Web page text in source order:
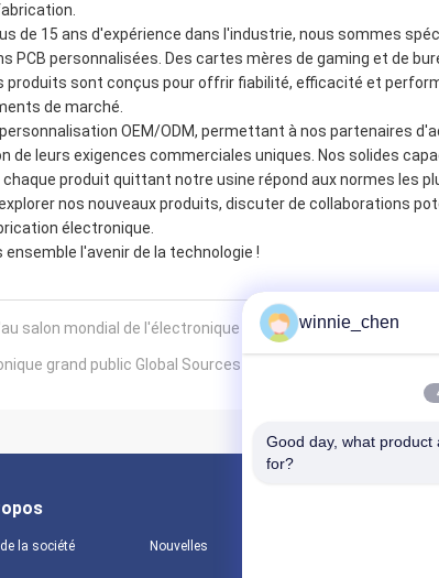
de 15 ans d'expérience dans l'industrie, nous sommes
PCB personnalisées. Des cartes mères de gaming et de
produits sont conçus pour offrir fiabilité, efficacité et
de marché.
OEM/ODM, permettant à nos partenaires
de leurs exigences commerciales uniques. Nos solides
produit quittant notre usine répond aux normes les
nos nouveaux produits, discuter de collaborations
électronique.
l'avenir de la technologie !
salon mondial de l'électronique grand public 2025
grand public Global Sources 2025 à Hong Kong
la société Nouvelles
winnie_chen
Good day, what product
for?